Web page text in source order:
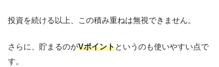
投資を続ける以上、この積み重ねは無視できません。
さらに、貯まるのがVポイントというのも使いやすい点で
す。